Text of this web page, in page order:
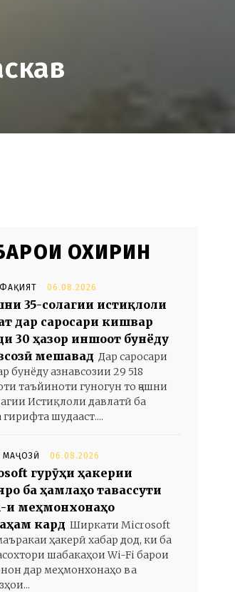
ОХИРИН
06.08.2026
35-солагии истиқлоли
дар саросари кишвар
30 ҳазор иншоот бунёду
мешавад Дар саросари
бунёду азнавсозии 29 518
таъйиноти гуногун то ҷашни
Истиқлоли давлатӣ ба
шудааст....
06.08.2026
гурӯҳи ҳакерии
ба ҳамлаҳо тавассути
и меҳмонхонаҳо
кард Ширкати Microsoft
ҳакерӣ хабар дод, ки ба
шабакаҳои Wi-Fi барои
дар меҳмонхонаҳо ва